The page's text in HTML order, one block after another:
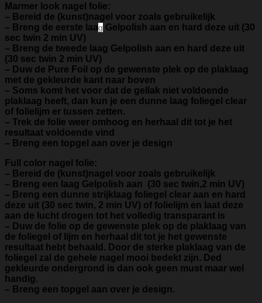
Marmer look nagel folie:
– Bereid de (kunst)nagel voor zoals gebruikelijk
– Breng de eerste laag Gelpolish aan en hard deze uit (30
sec twin 2 min UV)
– Breng de tweede laag Gelpolish aan en hard deze uit
(30 sec twin 2 min UV)
– Duw de Pure Foil op de gewenste plek op de plaklaag
met de gekleurde kant naar boven
– Soms komt het voor dat de gellak niet voldoende
plaklaag heeft, dan kun je een dunne laag foliegel clear
of folielijm er tussen zetten.
– Trek de folie weer omhoog en herhaal dit tot je het
resultaat voldoende vind
– Breng een topgel aan over je design
Full color nagel folie:
– Bereid de (kunst)nagel voor zoals gebruikelijk
– Breng een laag Gelpolish aan (30 sec twin,2 min UV)
– Breng een dunne strijklaag foliegel clear aan en hard
deze uit (30 sec twin, 2 min UV) of folielijm en laat deze
aan de lucht drogen tot het volledig transparant is
– Duw de folie op de gewenste plek op de plaklaag van
de foliegel of lijm en herhaal dit tot je het gewenste
resultaat hebt behaald. Door de sterke plaklaag van de
foliegel zal de gehele nagel mooi bedekt zijn. Ded
gekleurde ondergrond is dan ook geen must maar wel
handig.
– Breng een topgel aan over je design.